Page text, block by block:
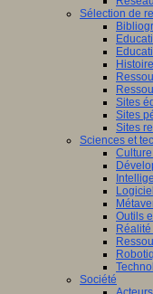
Sélection de
Histoire
Sites
Sites
Sites
Sciences et
Outils
Société